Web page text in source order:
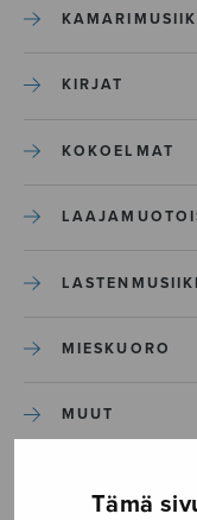
Tämä
KIRJAT
KOKOELMAT
MIESKUORO
MUUT